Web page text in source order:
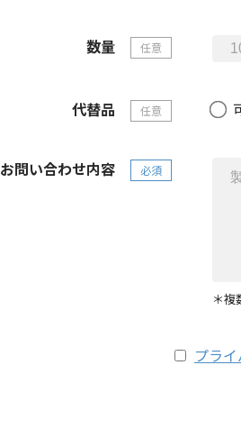
数量 任意
代替品 任意
お問い合わせ内容 必須
＊複
プラ